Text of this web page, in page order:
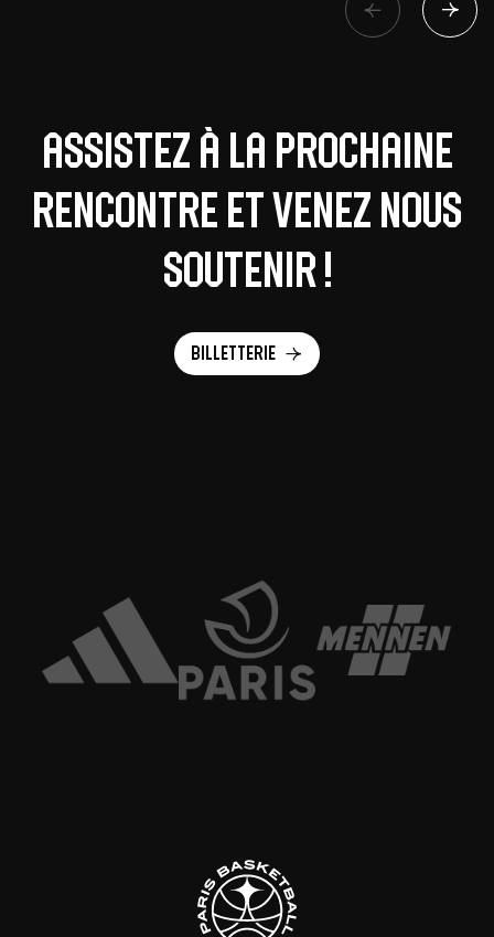
Assistez à la prochaine
rencontre et venez nous
soutenir !
Billetterie